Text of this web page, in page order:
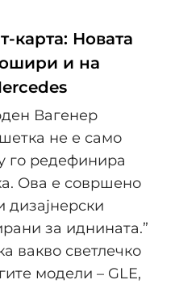
карта: Новата
и на
Вагенер
не е само
го редефинира
Ова е совршено
дизајнерски
за иднината.”
вакво светлечко
модели – GLE,